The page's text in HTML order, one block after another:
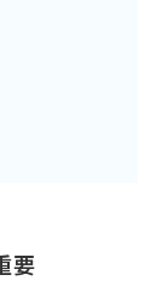
要